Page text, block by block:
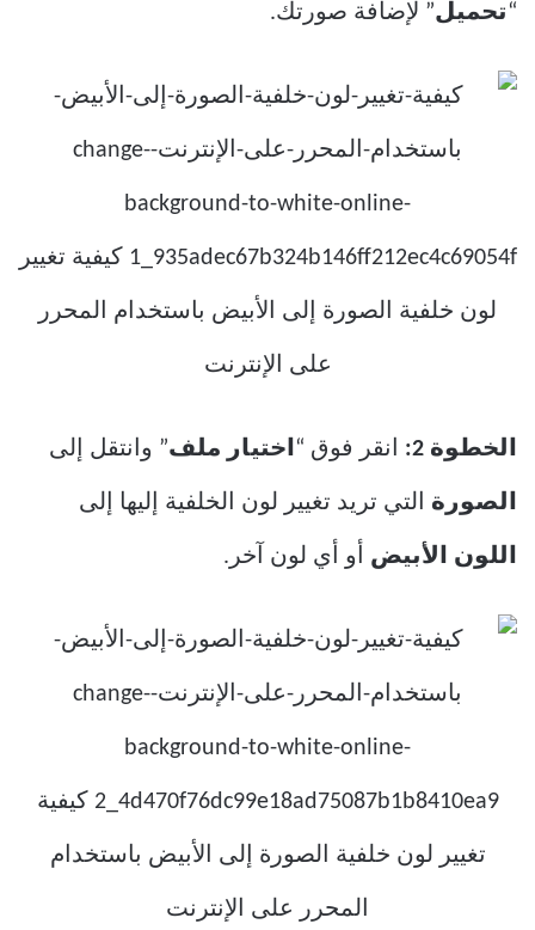
“ تحميل” لإضافة صورتك.
الخطوة 2: انقر فوق “اختيار ملف” وانتقل إلى
الصورة التي تريد تغيير لون الخلفية إليها إلى
اللون الأبيض أو أي لون آخر.